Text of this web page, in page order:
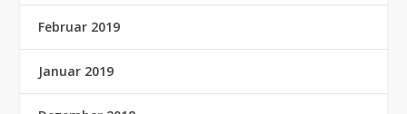
Februar 2019
Januar 2019